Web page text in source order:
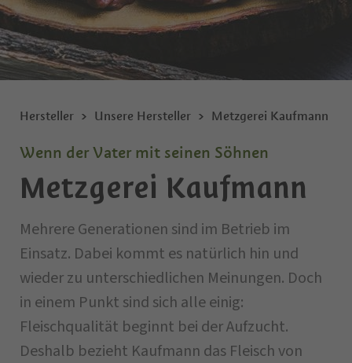
Hersteller Unsere Hersteller Metzgerei Kaufmann
Wenn der Vater mit seinen Söhnen
Metzgerei Kaufmann
Mehrere Generationen sind im Betrieb im
Einsatz. Dabei kommt es natürlich hin und
wieder zu unterschiedlichen Meinungen. Doch
in einem Punkt sind sich alle einig:
Fleischqualität beginnt bei der Aufzucht.
Deshalb bezieht Kaufmann das Fleisch von